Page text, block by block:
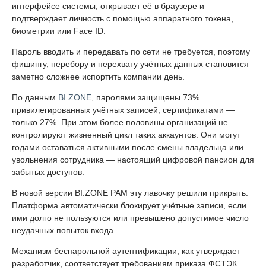
интерфейсе системы, открывает её в браузере и
подтверждает личность с помощью аппаратного токена,
биометрии или Face ID.
Пароль вводить и передавать по сети не требуется, поэтому
фишингу, перебору и перехвату учётных данных становится
заметно сложнее испортить компании день.
По данным BI.ZONE , паролями защищены 73%
привилегированных учётных записей, сертификатами —
только 27%. При этом более половины организаций не
контролируют жизненный цикл таких аккаунтов. Они могут
годами оставаться активными после смены владельца или
увольнения сотрудника — настоящий цифровой пансион для
забытых доступов.
В новой версии BI.ZONE PAM эту лавочку решили прикрыть.
Платформа автоматически блокирует учётные записи, если
ими долго не пользуются или превышено допустимое число
неудачных попыток входа.
Механизм беспарольной аутентификации, как утверждает
разработчик, соответствует требованиям приказа ФСТЭК